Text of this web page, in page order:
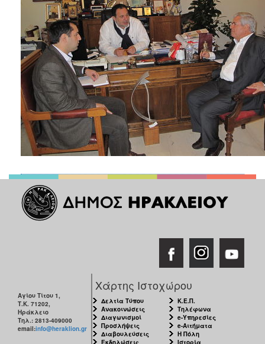
2015
2013
2012
2011
2010
2006
ΠΟΛΙΤΙΣΜΟΣ
ΑΝΘΕΚΤΙΚΗ
Αγίου Τίτου 1,
Τ.Κ. 71202,
Ηράκλειο
Τηλ.: 2813-409000
email:info@heraklion.gr
Χάρτης Ιστοχώρου
Δελτία Τύπου
Ανακοινώσεις
Διαγωνισμοί
Προσλήψεις
Διαβουλεύσεις
Εκδηλώσεις
Κ.Ε.Π.
Τηλέφωνα
e-Υπηρεσίες
e-Αιτήματα
Η Πόλη
Ιστορία